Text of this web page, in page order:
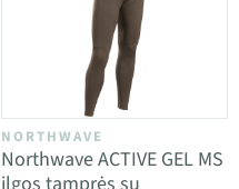
NORTHWAVE
Northwave ACTIVE GEL MS